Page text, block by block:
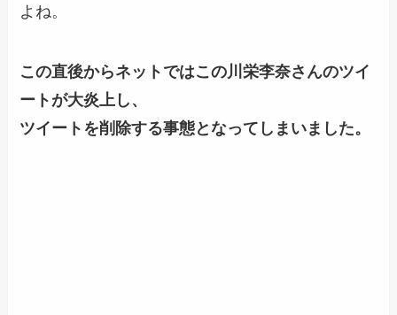
よね。
この直後からネットではこの川栄李奈さんのツイ
ートが大炎上し、
ツイートを削除する事態となってしまいました。